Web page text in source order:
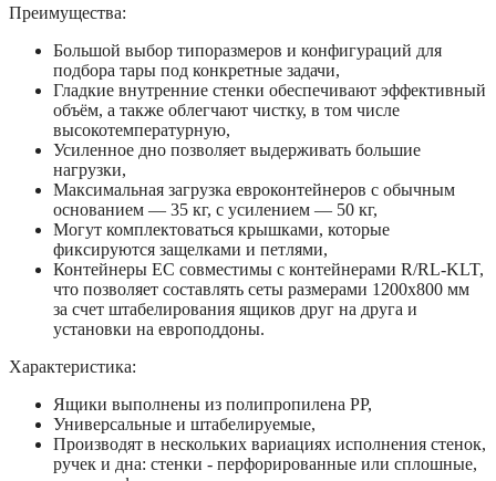
Преимущества:
Большой выбор типоразмеров и конфигураций для
подбора тары под конкретные задачи,
Гладкие внутренние стенки обеспечивают эффективный
объём, а также облегчают чистку, в том числе
высокотемпературную,
Усиленное дно позволяет выдерживать большие
нагрузки,
Максимальная загрузка евроконтейнеров с обычным
основанием — 35 кг, с усилением — 50 кг,
Могут комплектоваться крышками, которые
фиксируются защелками и петлями,
Контейнеры ЕС совместимы с контейнерами R/RL-KLT,
что позволяет составлять сеты размерами 1200x800 мм
за счет штабелирования ящиков друг на друга и
установки на европоддоны.
Характеристика:
Ящики выполнены из полипропилена PP,
Универсальные и штабелируемые,
Производят в нескольких вариациях исполнения стенок,
ручек и дна: стенки - перфорированные или сплошные,